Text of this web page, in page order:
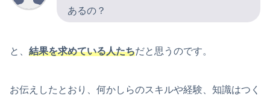
あるの？
と、 結果を求めている人たちだと思うのです。
お伝えしたとおり、何かしらのスキルや経験、知識はつく